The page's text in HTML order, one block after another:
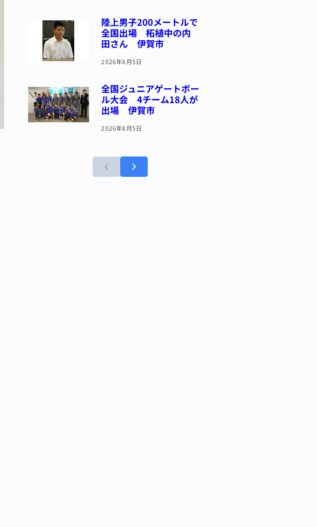
陸上男子200メートルで
全国出場 柘植中の内
田さん 伊賀市
2026年8月5日
全国ジュニアゲートボー
ル大会 4チーム18人が
出場 伊賀市
2026年8月5日